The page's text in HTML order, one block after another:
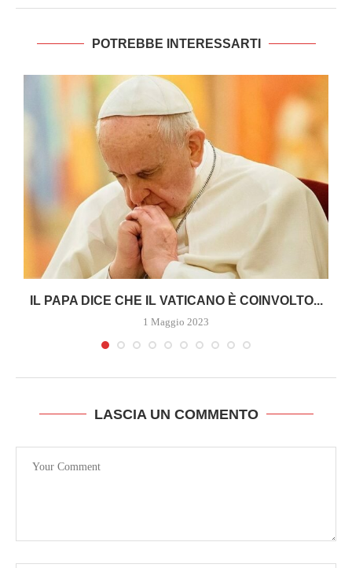
POTREBBE INTERESSARTI
IL PAPA DICE CHE IL VATICANO È COINVOLTO...
1 Maggio 2023
LASCIA UN COMMENTO